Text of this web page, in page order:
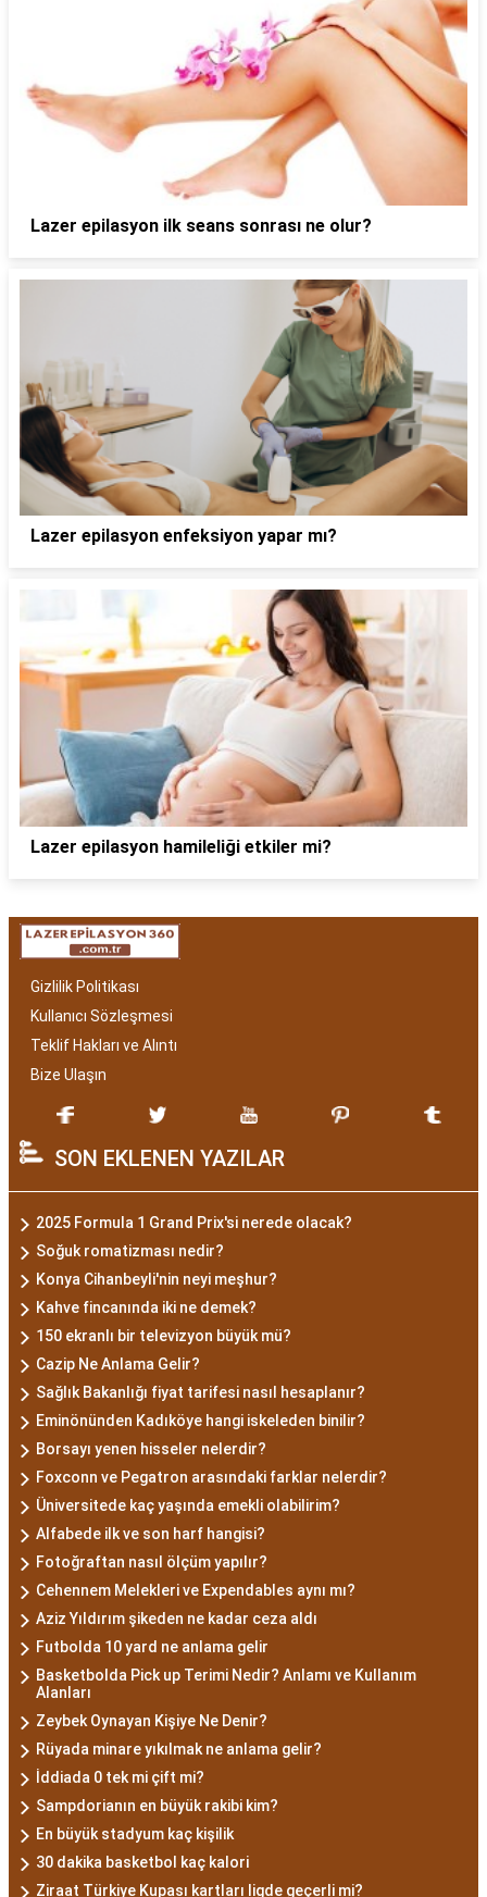
Lazer epilasyon ilk seans sonrası ne olur?
Lazer epilasyon enfeksiyon yapar mı?
Lazer epilasyon hamileliği etkiler mi?
Gizlilik Politikası
Kullanıcı Sözleşmesi
Teklif Hakları ve Alıntı
Bize Ulaşın
SON EKLENEN YAZILAR
2025 Formula 1 Grand Prix'si nerede olacak?
Soğuk romatizması nedir?
Konya Cihanbeyli'nin neyi meşhur?
Kahve fincanında iki ne demek?
150 ekranlı bir televizyon büyük mü?
Cazip Ne Anlama Gelir?
Sağlık Bakanlığı fiyat tarifesi nasıl hesaplanır?
Eminönünden Kadıköye hangi iskeleden binilir?
Borsayı yenen hisseler nelerdir?
Foxconn ve Pegatron arasındaki farklar nelerdir?
Üniversitede kaç yaşında emekli olabilirim?
Alfabede ilk ve son harf hangisi?
Fotoğraftan nasıl ölçüm yapılır?
Cehennem Melekleri ve Expendables aynı mı?
Aziz Yıldırım şikeden ne kadar ceza aldı
Futbolda 10 yard ne anlama gelir
Basketbolda Pick up Terimi Nedir? Anlamı ve Kullanım
Alanları
Zeybek Oynayan Kişiye Ne Denir?
Rüyada minare yıkılmak ne anlama gelir?
İddiada 0 tek mi çift mi?
Sampdorianın en büyük rakibi kim?
En büyük stadyum kaç kişilik
30 dakika basketbol kaç kalori
Ziraat Türkiye Kupası kartları ligde geçerli mi?